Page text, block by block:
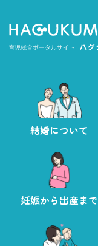
結婚について
妊娠から出産まで